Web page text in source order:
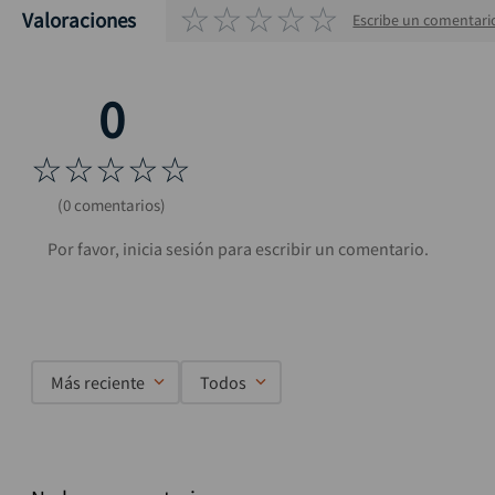
Valoraciones ☆☆☆☆☆ Escribe un
☆☆☆☆☆
(0 comentarios)
Más reciente Todos